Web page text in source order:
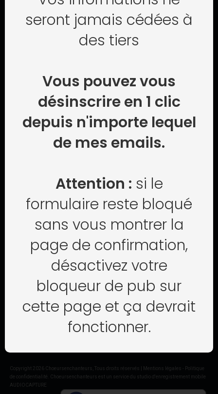
CHANTEURS
Le service mobile professionnel spécialisé dans l'enregistrement
LIENS UTILES
À propos
Blog
Enregistrement d'album chorale
Captation de concert chorale
CD physique & digital
Recevez des ressources gratuites pour apprendre comment
améliorer votre chorale.
RECEVOIR LA NEWSLETTER
Copyright 2026 Choeursenchanteurs , Tous droits réservés | Mentions légales - Politique
de confidentialité . Choeursenchanteurs est un service du studio d'enregistrement mobile
AUDIOCAPTURE
seront jamais cédées à
des tiers
Vous pouvez vous
désinscrire en 1 clic
depuis n'importe lequel
de mes emails.
Attention : si le
formulaire reste bloqué
sans vous montrer la
page de confirmation,
désactivez votre
bloqueur de pub sur
cette page et ça devrait
fonctionner.